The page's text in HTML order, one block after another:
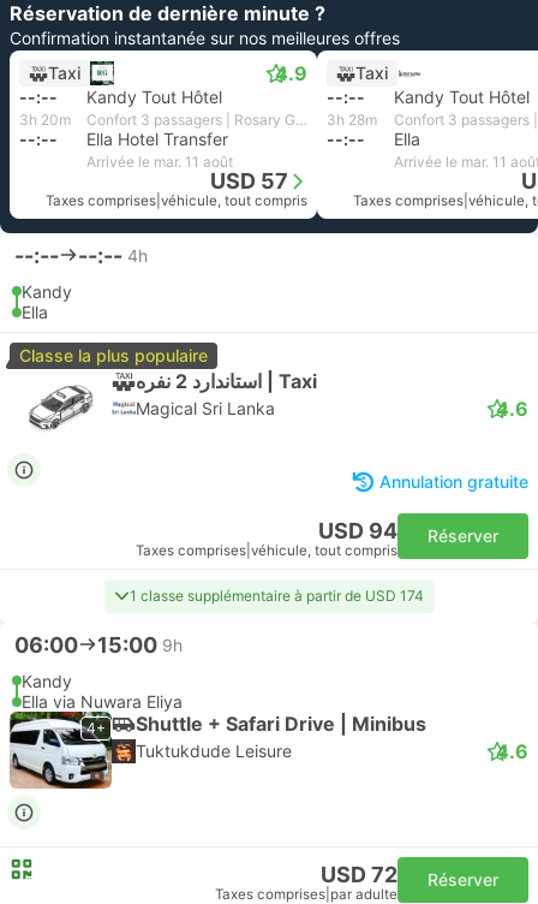
Réservation de dernière minute ?
Confirmation instantanée sur nos meilleures offres
Taxi
4.9
--:-- Kandy Tout Hôtel
3h 20m Confort 3 passagers | Rosary Global and Travels
--:-- Ella Hotel Transfer
Arrivée le mar. 11 août
USD 57
Taxes comprises véhicule, tout compris
Taxi
--:--
Kandy Tout Hôtel
3h 28m
--:-- Ella
Arrivée le mar. 11
Taxes comprises véhicule,
--:-- --:-- 4h
Kandy
Ella
Classe la plus populaire
استاندارد 2 نفره | Taxi
Magical Sri Lanka 4.6
Annulation gratuite
USD 94
Taxes comprises véhicule, tout compris
Réserver
1 classe supplémentaire à partir de USD 174
06:00 15:00 9h
Kandy
Ella via Nuwara Eliya
4+ Shuttle + Safari Drive | Minibus
Tuktukdude Leisure 4.6
USD 72
Taxes comprises par adulte
Réserver